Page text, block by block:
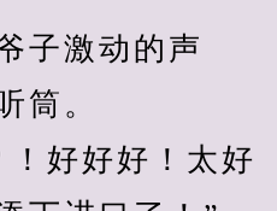
激动的声
筒。
好好！太好